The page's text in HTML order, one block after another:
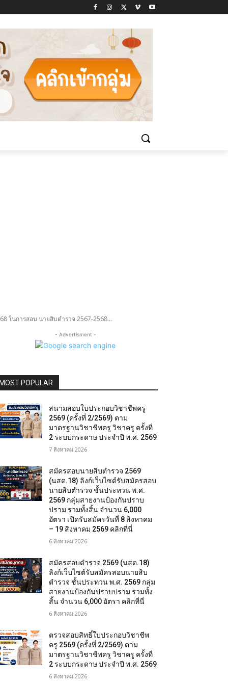
ในการสอบ นายสิบตำรวจ 2567-2568...
- Advertisment -
MOST POPULAR
สนามสอบใบประกอบวิชาชีพครู
2569 (ครั้งที่ 2/2569) ตาม
มาตรฐานวิชาชีพครู วิชาครู ครั้งที่
2 ระบบกระดาษ ประจำปี พ.ศ. 2569
7 สิงหาคม 2026
สมัครสอบนายสิบตำรวจ 2569
(นสต.18) ลิงก์เว็บไซต์รับสมัครสอบ
นายสิบตำรวจ ชั้นประทวน พ.ศ.
2569 กลุ่มสายงานป้องกันปราบ
ปราม รวมทั้งสิ้น จำนวน 6,000
อัตรา เปิดรับสมัครวันที่ 8 สิงหาคม
– 19 สิงหาคม 2569 คลิกที่นี่
6 สิงหาคม 2026
สมัครสอบตํารวจ 2569 (นสต.18)
ลิงก์เว็บไซต์รับสมัครสอบนายสิบ
ตำรวจ ชั้นประทวน พ.ศ. 2569 กลุ่ม
สายงานป้องกันปราบปราม รวมทั้ง
สิ้น จำนวน 6,000 อัตรา คลิกที่นี่
6 สิงหาคม 2026
ตรวจสอบสิทธิ์ใบประกอบวิชาชีพ
ครู 2569 (ครั้งที่ 2/2569) ตาม
มาตรฐานวิชาชีพครู วิชาครู ครั้งที่
2 ระบบกระดาษ ประจำปี พ.ศ. 2569
6 สิงหาคม 2026